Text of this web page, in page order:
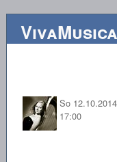
So 12.10.2014
17:00